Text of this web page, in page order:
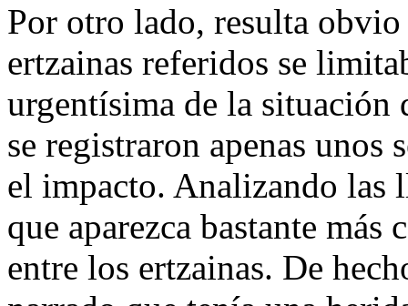
Por otro lado, resulta obvio
ertzainas referidos se
urgentísima de la situación
se registraron apenas unos
el impacto. Analizando las
que aparezca bastante más
entre los ertzainas. De